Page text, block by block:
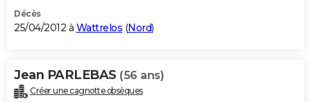
Décès
25/04/2012 à Wattrelos (Nord)
Jean PARLEBAS (56 ans)
Créer une cagnotte obsèques